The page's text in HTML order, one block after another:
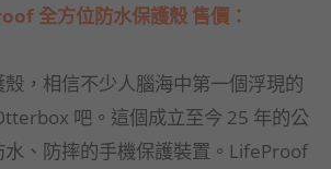
全方位防水保護殼 售價：
，相信不少人腦海中第一個浮現的
吧。這個成立至今 25 年的公
、防摔的手機保護裝置。LifeProof